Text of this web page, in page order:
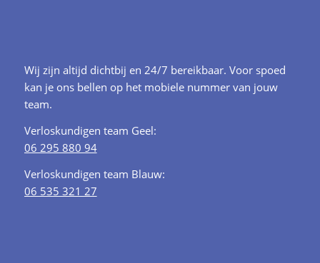
Wij zijn altijd dichtbij en 24/7 bereikbaar. Voor spoed
kan je ons bellen op het mobiele nummer van jouw
team.
Verloskundigen team Geel:
06 295 880 94
Verloskundigen team Blauw:
06 535 321 27